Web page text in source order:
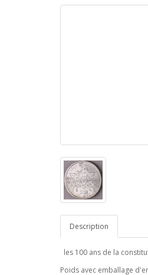
Description
les 100 ans de la
Poids avec emballage